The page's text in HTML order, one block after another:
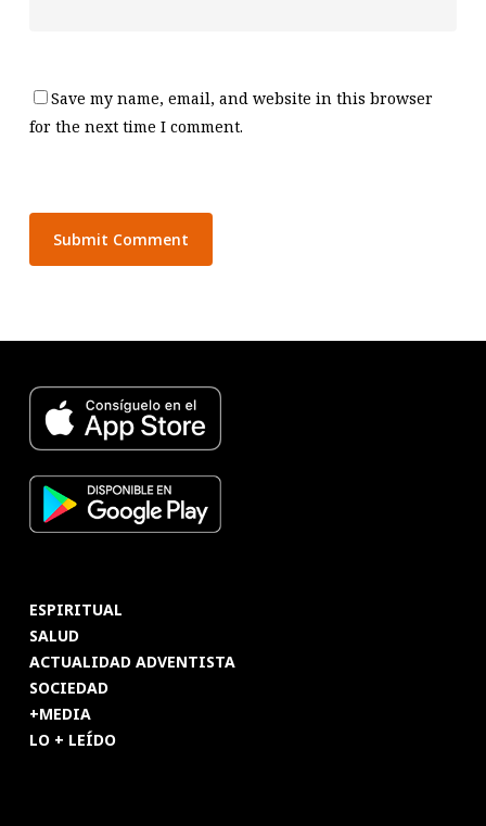
Save my name, email, and website in this browser
for the next time I comment.
ESPIRITUAL
SALUD
ACTUALIDAD ADVENTISTA
SOCIEDAD
+MEDIA
LO + LEÍDO